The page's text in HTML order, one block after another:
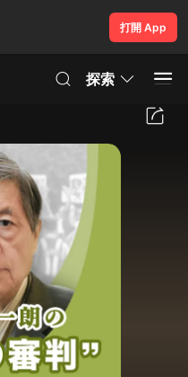
打開 App
探索